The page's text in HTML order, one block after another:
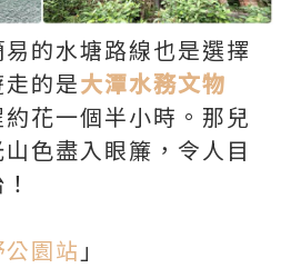
的水塘路線也是選擇
的是大潭水務文物
約花一個半小時。那兒
色盡入眼簾，令人目
園站 」